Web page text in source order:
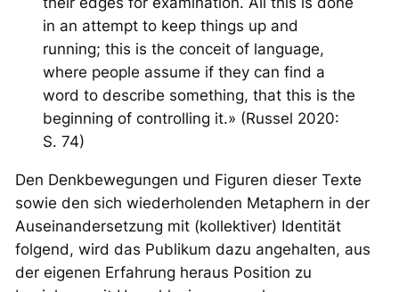
in an attempt to keep things up and
running; this is the conceit of language,
where people assume if they can find a
word to describe something, that this is the
beginning of controlling it.» (Russel 2020:
S. 74)
Den Denkbewegungen und Figuren dieser Texte
sowie den sich wiederholenden Metaphern in der
Auseinandersetzung mit (kollektiver) Identität
folgend, wird das Publikum dazu angehalten, aus
der eigenen Erfahrung heraus Position zu